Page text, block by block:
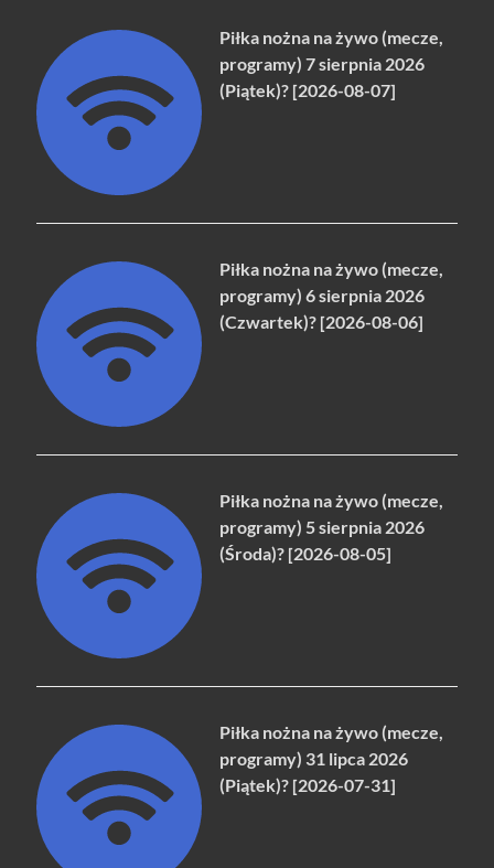
Piłka nożna na żywo (mecze,
programy) 7 sierpnia 2026
(Piątek)? [2026-08-07]
Piłka nożna na żywo (mecze,
programy) 6 sierpnia 2026
(Czwartek)? [2026-08-06]
Piłka nożna na żywo (mecze,
programy) 5 sierpnia 2026
(Środa)? [2026-08-05]
Piłka nożna na żywo (mecze,
programy) 31 lipca 2026
(Piątek)? [2026-07-31]